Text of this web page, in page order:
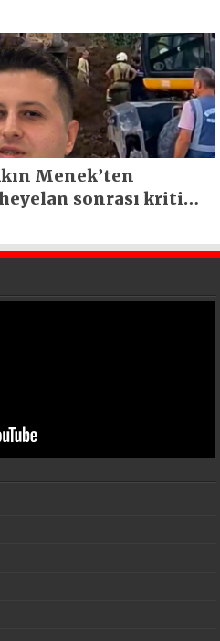
Menek’ten
sonrası kritik